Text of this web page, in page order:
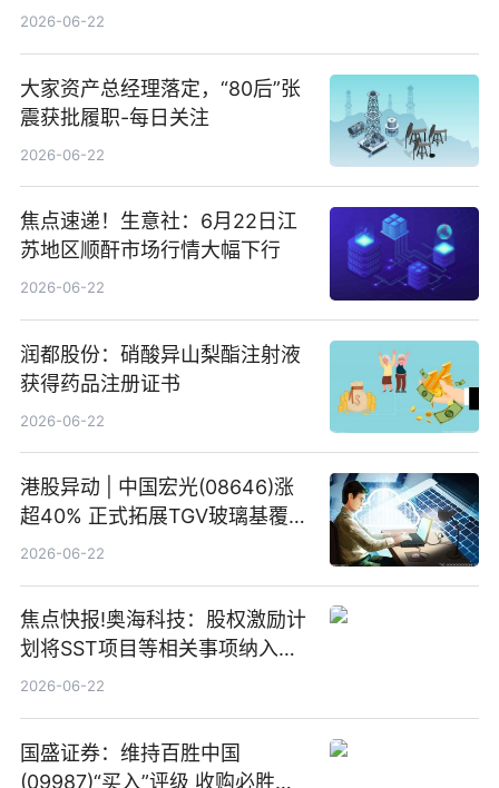
回580万股
2026-06-22
大家资产总经理落定，“80后”张
震获批履职-每日关注
2026-06-22
焦点速递！生意社：6月22日江
苏地区顺酐市场行情大幅下行
2026-06-22
润都股份：硝酸异山梨酯注射液
获得药品注册证书
2026-06-22
港股异动 | 中国宏光(08646)涨
超40% 正式拓展TGV玻璃基覆铜
板新材料业务
2026-06-22
焦点快报!奥海科技：股权激励计
划将SST项目等相关事项纳入专
项业务发展考核指标
2026-06-22
国盛证券：维持百胜中国
(09987)“买入”评级 收购必胜客